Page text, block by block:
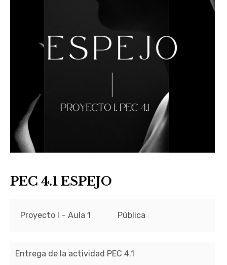
PEC 4.1 ESPEJO
Proyecto I – Aula 1 Pública
Entrega de la actividad PEC 4.1